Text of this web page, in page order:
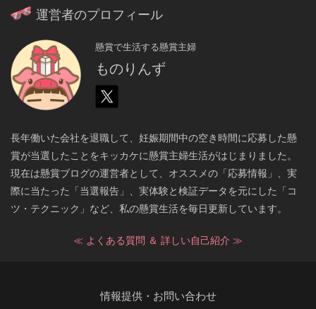
運営者のプロフィール
懸賞で生活する懸賞主婦
ものりんず
長年働いた会社を退職して、妊娠期間中の空き時間に応募した懸
賞が当選したことをキッカケに懸賞主婦生活がはじまりました。
現在は懸賞ブログの運営者として、オススメの「応募情報」、実
際に当たった「当選報告」、実体験と検証データを元にした「コ
ツ・テクニック」など、私の懸賞生活を毎日更新しています。
≪ よくある質問 ＆ 詳しい自己紹介 ≫
情報提供・お問い合わせ